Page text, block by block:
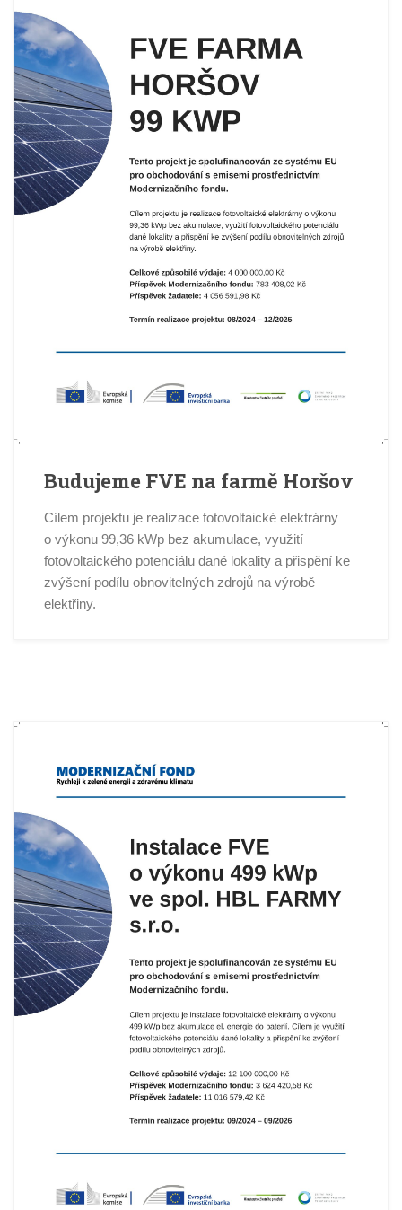
Budujeme FVE na farmě Horšov
Cílem projektu je realizace fotovoltaické elektrárny
o výkonu 99,36 kWp bez akumulace, využití
fotovoltaického potenciálu dané lokality a přispění ke
zvýšení podílu obnovitelných zdrojů na výrobě
elektřiny.